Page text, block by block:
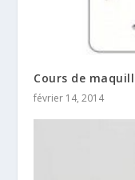
Cours de
février 14, 2014